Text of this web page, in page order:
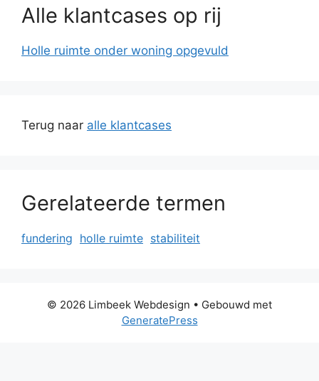
Alle klantcases op rij
Holle ruimte onder woning opgevuld
Terug naar alle klantcases
Gerelateerde termen
fundering holle ruimte stabiliteit
© 2026 Limbeek Webdesign • Gebouwd met
GeneratePress